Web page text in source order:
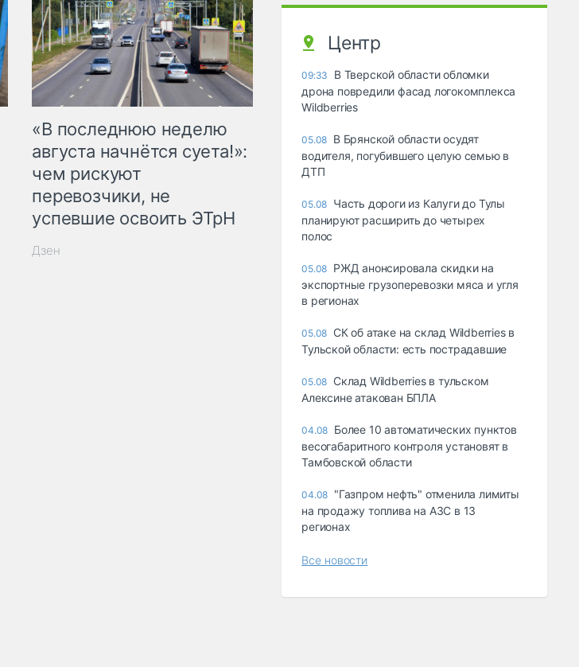
«В последнюю неделю
августа начнётся суета!»:
чем рискуют
перевозчики, не
успевшие освоить ЭТрН
Дзен
Центр
09:33
В Тверской области обломки
дрона повредили фасад логокомплекса
Wildberries
05.08 В Брянской области осудят
водителя, погубившего целую семью в
ДТП
05.08 Часть дороги из Калуги до Тулы
планируют расширить до четырех
полос
05.08 РЖД анонсировала скидки на
экспортные грузоперевозки мяса и угля
в регионах
05.08 СК об атаке на склад Wildberries в
Тульской области: есть пострадавшие
05.08 Склад Wildberries в тульском
Алексине атакован БПЛА
04.08 Более 10 автоматических пунктов
весогабаритного контроля установят в
Тамбовской области
04.08 "Газпром нефть" отменила лимиты
на продажу топлива на АЗС в 13
регионах
Все новости